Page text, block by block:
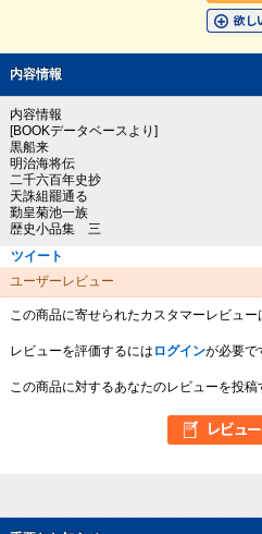
内容情報
内容情報
[BOOKデータベースより]
黒船来
明治海将伝
二千六百年史抄
天誅組罷通る
勤皇菊池一族
歴史小品集 三
ツイート
ユーザーレビュー
この商品に寄せられたカスタマーレビュー
レビューを評価するには ログインが必要で
この商品に対するあなたのレビューを投稿